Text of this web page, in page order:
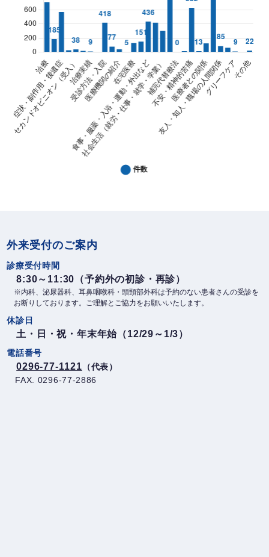
治療
検査 185
症状・副作用・後遺症 571
セカンドオピニオン（一般） 26
セカンドオピニオン（受入）
セカンドオピニオン（他への紹介）
外来受付のご案内
診療受付時間
8:30～11:30（予約外の初診・再診）
※内科、泌尿器科、耳鼻咽喉科・頭頸部外科は予約のない患者さんの受診を
お断りしております。ご理解とご協力をお願いいたします。
休診日
土・日・祝・年末年始（12/29～1/3）
電話番号
0296-77-1121 （代表）
FAX. 0296-77-2886